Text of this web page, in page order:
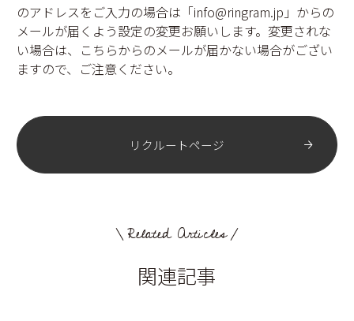
のアドレスをご入力の場合は「info@ringram.jp」からの
メールが届くよう設定の変更お願いします。変更されな
い場合は、こちらからのメールが届かない場合がござい
ますので、ご注意ください。
リクルートページ
Related Articles
関連記事